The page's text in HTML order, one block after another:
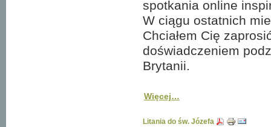
spotkania online
W ciągu ostatnich
Chciałem Cię
doświadczeniem
Brytanii.
Więcej…
Litania do św. Józefa